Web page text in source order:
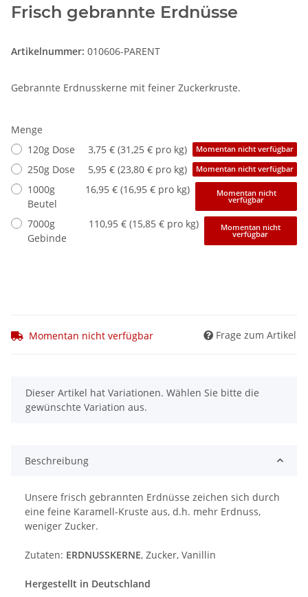
Frisch gebrannte Erdnüsse
Artikelnummer: 010606-PARENT
Gebrannte Erdnusskerne mit feiner Zuckerkruste.
Menge
120g Dose
3,75 € (31,25 € pro kg) Momentan nicht verfügbar
250g Dose 5,95 € (23,80 € pro kg) Momentan nicht verfügbar
1000g
Beutel
16,95 € (16,95 € pro kg) Momentan nicht
verfügbar
7000g
Gebinde
110,95 € (15,85 € pro kg) Momentan nicht
verfügbar
Momentan nicht verfügbar Frage zum Artikel
x
Dieser Artikel hat Variationen. Wählen Sie bitte die
gewünschte Variation aus.
Beschreibung
Unsere frisch gebrannten Erdnüsse zeichen sich durch
eine feine Karamell-Kruste aus, d.h. mehr Erdnuss,
weniger Zucker.
Zutaten: ERDNUSSKERNE, Zucker, Vanillin
Hergestellt in Deutschland